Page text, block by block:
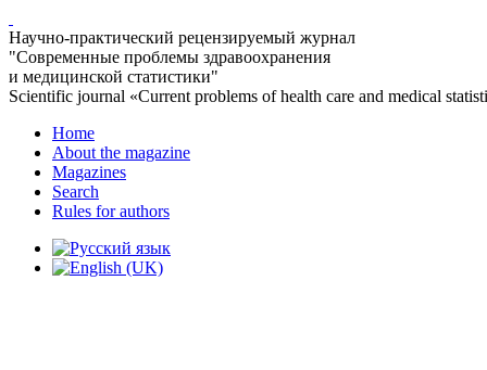
Научно-практический рецензируемый журнал
"Современные проблемы здравоохранения
и медицинской статистики"
Scientific journal «Current problems of health care and medical
Home
About the magazine
Magazines
Search
Rules for authors